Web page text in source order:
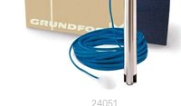
24051